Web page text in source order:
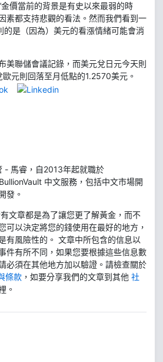
價當前的背景是有史以來最弱的時
素都支持悲觀的看法。然而我們看到一
是（因為）美元的看漲情緒可能會消
美聯儲會議記錄，而美元兌日元今天則
元則回落至月低點的1.2570美元。
- 馬睿，自2013年起就職於
中文服務，包括中文市場開
發。
文章都是為了讓您更了解黃金，而不
可以決定將您的錢使用在最好的地方，
有風險性的。 文章中所包含的信息以
件有所不同，如果您要根據這些信息數
必須在其他地方加以驗證。請檢查關於
條款 ，如要分享我們的文章到其他 社
。